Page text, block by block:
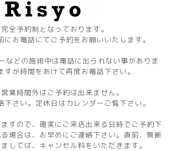
全予約制となっております。
にお電話にてご予約をお願いいたします。
どの施術中は電話に出られない事がありま
すが時間をあけて再度お電話下さい。
業時間外はご予約は出来ません。
下さい。定休日はカレンダーご覧下さい。
すので、確実にご来店出来る日時でご予約下
場合は、お早めにご連絡下さい。直前、無断
しては、キャンセル料をいただきます。